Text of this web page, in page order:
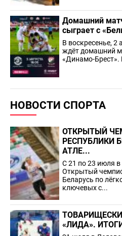
Домашний
сыграет с
В воскресенье, 2
ждёт домашний
«Динамо-Брест».
НОВОСТИ СПОРТА
ОТКРЫТЫЙ
РЕСПУБЛИКИ
АТЛЕ...
С 21 по 23 июля
Открытый
Беларусь по
ключевых с...
«ЛИДА».